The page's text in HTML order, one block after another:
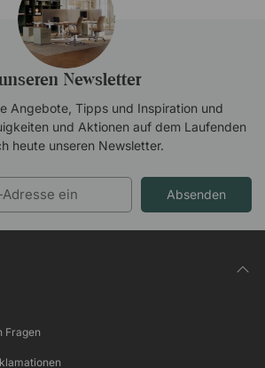
Newsletter
Angebote, Tipps und Inspiration und
und Aktionen auf dem Laufenden
heute unseren Newsletter.
Absenden
Fragen